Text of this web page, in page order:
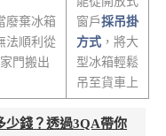
廢棄冰箱
法順利從
家門搬出
窗戶採吊掛
方式，將大
型冰箱輕鬆
吊至貨車上
少錢？透過3QA帶你